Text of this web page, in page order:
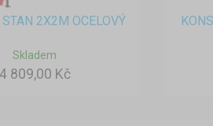
2X2M OCELOVÝ
Skladem
4 809,00 Kč